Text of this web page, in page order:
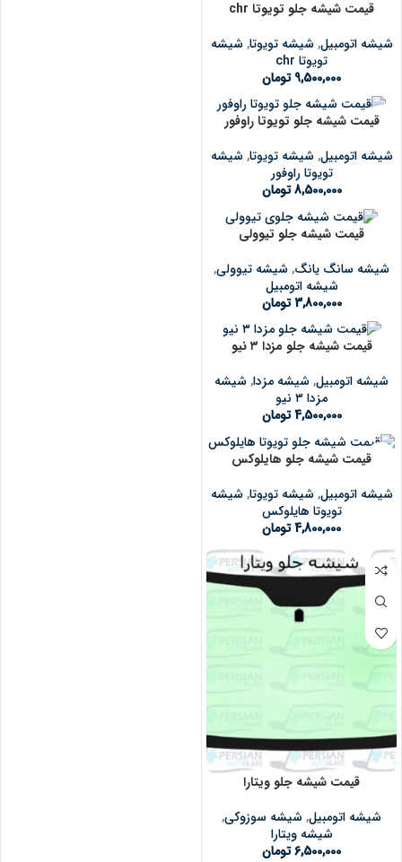
قیمت شیشه جلو تویوتا chr
شیشه اتومبیل,شیشه تویوتا,شیشه
تویوتا chr
9,500,000 تومان
قیمت شیشه جلو تویوتا راوفور
شیشه اتومبیل,شیشه تویوتا,شیشه
تویوتا راوفور
8,500,000 تومان
قیمت شیشه جلو تیوولی
شیشه سانگ یانگ,شیشه تیوولی,
شیشه اتومبیل
3,800,000 تومان
قیمت شیشه جلو مزدا ۳ نیو
شیشه اتومبیل,شیشه مزدا,شیشه
مزدا ۳ نیو
4,500,000 تومان
قیمت شیشه جلو هایلوکس
شیشه اتومبیل,شیشه تویوتا,شیشه
تویوتا هایلوکس
4,800,000تومان
قیمت شیشه جلو ویتارا
شیشه اتومبیل,شیشه سوزوکی,
شیشه ویتارا
6,500,000تومان